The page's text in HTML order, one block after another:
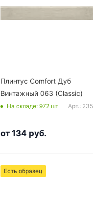
Плинтус Comfort Дуб
Винтажный 063 (Classic)
На складе: 972 шт Арт.:
от 134 руб.
Есть образец